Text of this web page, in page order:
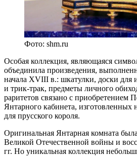
Фото: shm.ru
Особая коллекция, являющаяся
объединила произведения,
начала XVIII в.: шкатулки, доски
и трик-трак, предметы личного
раритетов связано с приобретением
Янтарного кабинета, изготовленных
для прусского короля.
Оригинальная Янтарная комната
Великой Отечественной войны и
гг. Но уникальная коллекция